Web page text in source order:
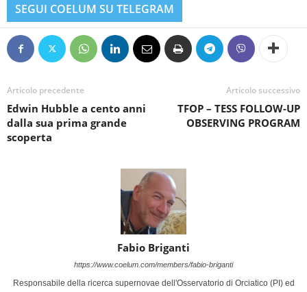
SEGUI COELUM SU TELEGRAM
Articolo precedente
Edwin Hubble a cento anni
dalla sua prima grande
scoperta
Articolo successivo
TFOP – TESS FOLLOW-UP
OBSERVING PROGRAM
Fabio Briganti
https://www.coelum.com/members/fabio-briganti
Responsabile della ricerca supernovae dell'Osservatorio di Orciatico (PI) ed